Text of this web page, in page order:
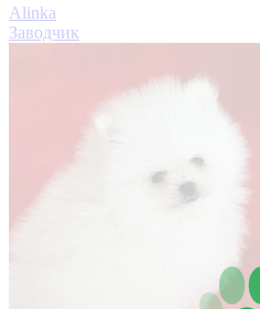
Alinka
Заводчик